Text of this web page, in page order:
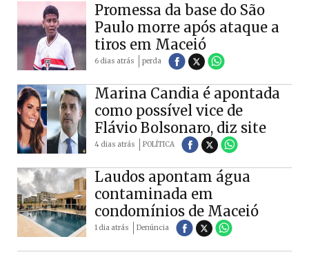
Promessa da base do São
Paulo morre após ataque a
tiros em Maceió
6 dias atrás perda
Marina Candia é apontada
como possível vice de
Flávio Bolsonaro, diz site
4 dias atrás POLÍTICA
Laudos apontam água
contaminada em
condomínios de Maceió
1 dia atrás Denúncia